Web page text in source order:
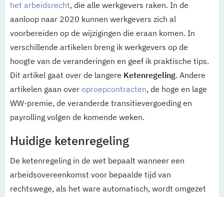
het arbeidsrecht, die alle werkgevers raken. In de
aanloop naar 2020 kunnen werkgevers zich al
voorbereiden op de wijzigingen die eraan komen. In
verschillende artikelen breng ik werkgevers op de
hoogte van de veranderingen en geef ik praktische tips.
Dit artikel gaat over de langere Ketenregeling. Andere
artikelen gaan over oproepcontracten, de hoge en lage
WW-premie, de veranderde transitievergoeding en
payrolling volgen de komende weken.
Huidige ketenregeling
De ketenregeling in de wet bepaalt wanneer een
arbeidsovereenkomst voor bepaalde tijd van
rechtswege, als het ware automatisch, wordt omgezet